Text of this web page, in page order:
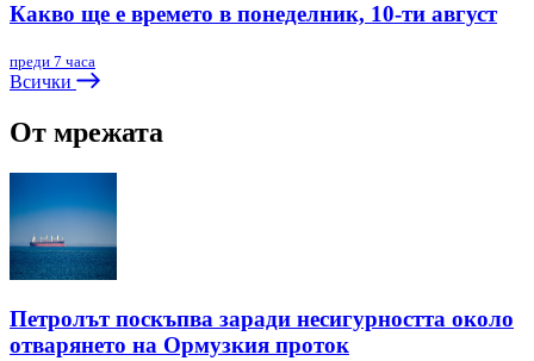
Какво ще е времето в понеделник, 10-ти август
преди 7 часа
Всички
От мрежата
Петролът поскъпва заради несигурността около
отварянето на Ормузкия проток